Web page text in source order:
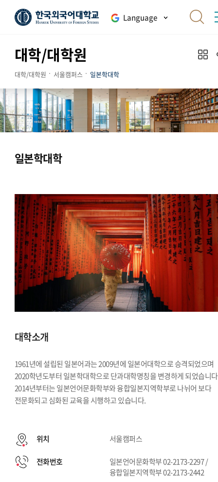
Language
대학/대학원
대학/대학원 서울캠퍼스 일본학대학
일본학대학
대학소개
1961년에 설립된 일본어과는 2009년에 일본어대학으로 승격되었으며
2020학년도부터 일본학대학으로 단과대학명칭을 변경하게 되었습니
2014년부터는 일본언어문화학부와 융합일본지역학부로 나뉘어 보다
전문화되고 심화된 교육을 시행하고 있습니다.
위치 서울캠퍼스
전화번호
일본언어문화학부 02-2173-2297 /
융합일본지역학부 02-2173-2442